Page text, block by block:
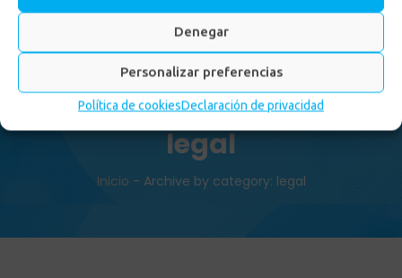
Denegar
Personalizar preferencias
Política de cookiesDeclaración de privacidad
legal
Inicio - Archive by category: legal